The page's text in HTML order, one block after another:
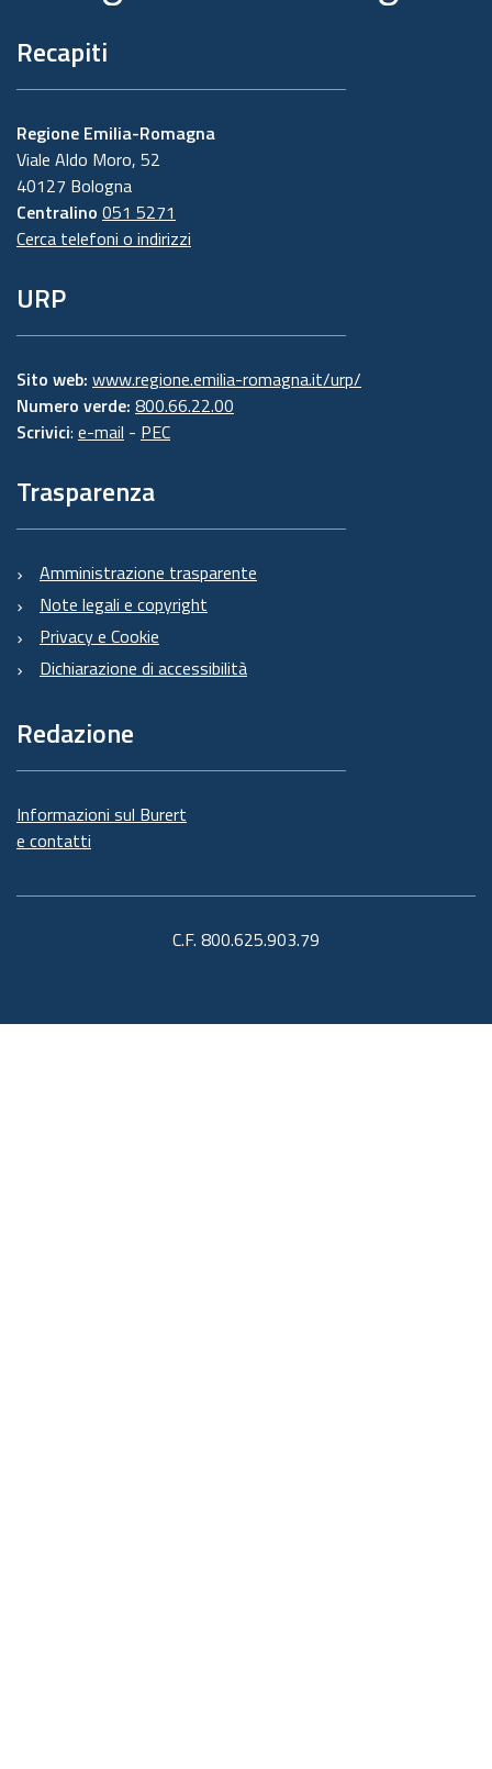
Recapiti
Regione Emilia-Romagna
Viale Aldo Moro, 52
40127 Bologna
Centralino 051 5271
Cerca telefoni o indirizzi
URP
Sito web: www.regione.emilia-romagna.it/urp/
Numero verde: 800.66.22.00
Scrivici: e-mail - PEC
Trasparenza
Amministrazione trasparente
Note legali e copyright
Privacy e Cookie
Dichiarazione di accessibilità
Redazione
Informazioni sul Burert
e contatti
C.F. 800.625.903.79